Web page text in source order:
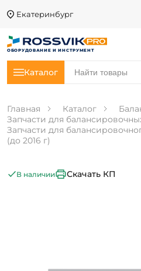
Екатеринбург
ОБОРУДОВАНИЕ И ИНСТРУМЕНТ
Каталог
Главная Каталог
Запчасти для
Запчасти для
(до 2016 г)
В наличии Скачать КП